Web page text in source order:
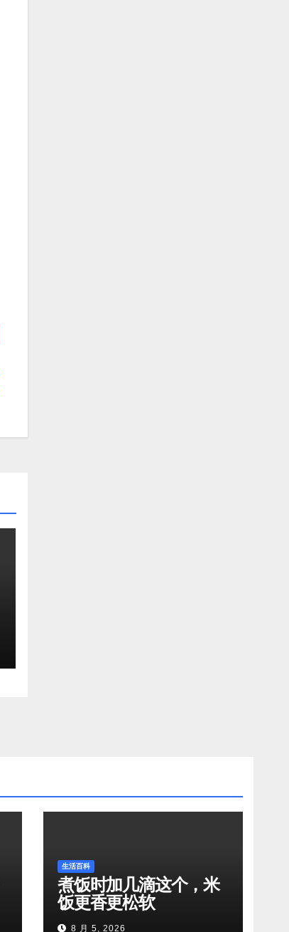
生活百科
煮饭时加几滴这个，米
饭更香更松软
8 月 5, 2026